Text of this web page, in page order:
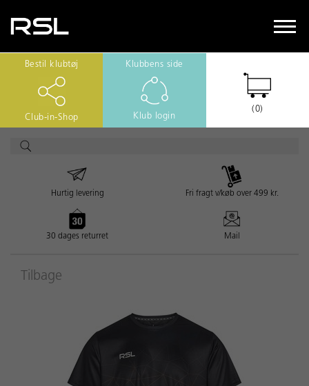
Bestil klubtøj
Club-in-Shop
Klubbens side
Klub login
(0)
Hurtig levering Fri fragt v/køb over 499 kr.
30 dages returret Mail
Tilbage